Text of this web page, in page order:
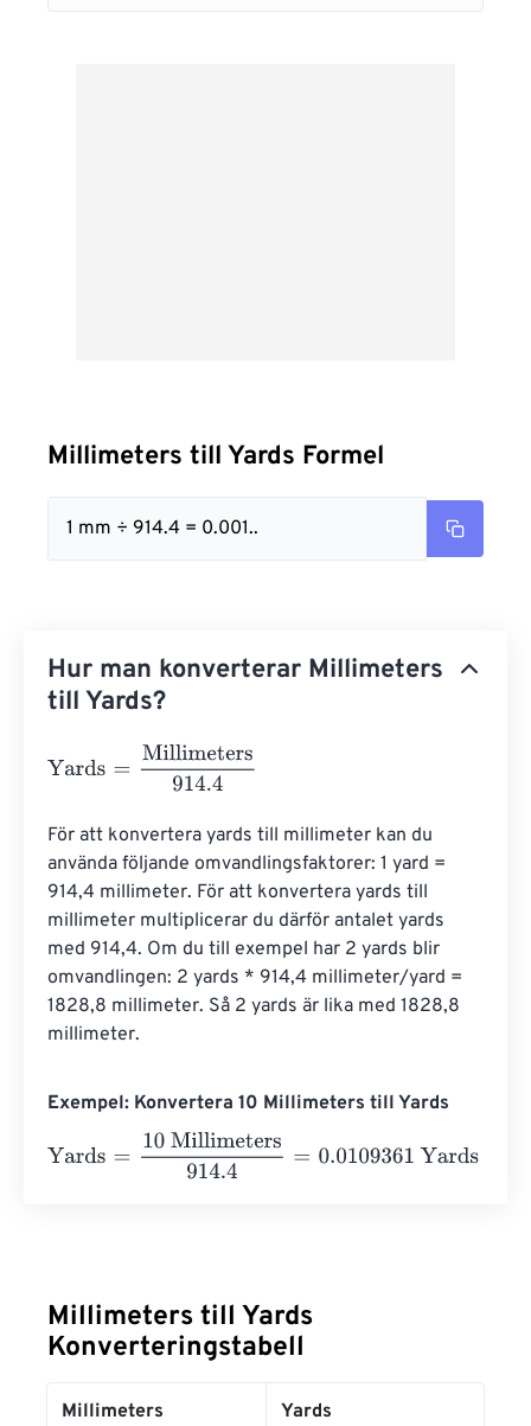
Millimeters till Yards Formel
1 mm ÷ 914.4 = 0.001..
Hur man konverterar Millimeters
till Yards?
Yards Millimeters914.4
För att konvertera yards till millimeter kan du
använda följande omvandlingsfaktorer: 1 yard =
914,4 millimeter. För att konvertera yards till
millimeter multiplicerar du därför antalet yards
med 914,4. Om du till exempel har 2 yards blir
omvandlingen: 2 yards * 914,4 millimeter/yard =
1828,8 millimeter. Så 2 yards är lika med 1828,8
millimeter.
Exempel: Konvertera 10 Millimeters till Yards
Yards
10 Millimeters914.4= 0.0109361 Yards
Millimeters till Yards
Konverteringstabell
Millimeters Yards